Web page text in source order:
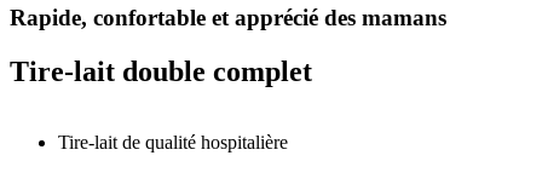
Rapide, confortable et apprécié des mamans
Tire-lait double complet
Tire-lait de qualité hospitalière